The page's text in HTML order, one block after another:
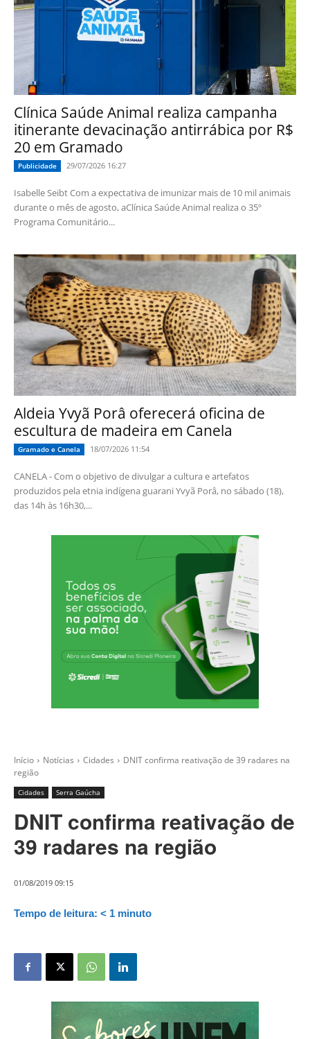
Clínica Saúde Animal realiza campanha
itinerante devacinação antirrábica por R$
20 em Gramado
Publicidade 29/07/2026 16:27
Isabelle Seibt Com a expectativa de imunizar mais de 10 mil animais
durante o mês de agosto, aClínica Saúde Animal realiza o 35º
Programa Comunitário...
Aldeia Yvyã Porâ oferecerá oficina de
escultura de madeira em Canela
Gramado e Canela 18/07/2026 11:54
CANELA - Com o objetivo de divulgar a cultura e artefatos
produzidos pela etnia indígena guarani Yvyã Porâ, no sábado (18),
das 14h às 16h30,...